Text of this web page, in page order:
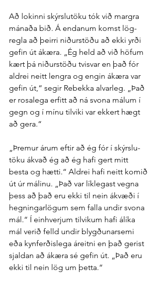
Að lokinni skýrslu­töku tók við margra
mánaða bið. Á endanum komst lög­
regla að þeirri niður­stöðu að ekki yrði
gefin út á­kæra. „Ég held að við höfum
kært þá niður­stöðu tvisvar en það fór
aldrei neitt lengra og engin á­kæra var
gefin út,“ segir Rebekka al­var­leg. „Það
er rosa­lega erfitt að ná svona málum í
gegn og í mínu til­viki var ekkert hægt
að gera.“
„Þremur árum eftir að ég fór í skýrslu­
töku á­kvað ég að ég hafi gert mitt
besta og hætti.“ Aldrei hafi neitt komið
út úr málinu. „Það var lík­legast vegna
þess að það eru ekki til nein á­kvæði í
hegningar­lögum sem falla undir svona
mál.“ Í ein­hverjum til­vikum hafi á­líka
mál verið felld undir blygðunar­semi
eða kyn­ferðis­lega á­reitni en það gerist
sjaldan að á­kæra sé gefin út. „Það eru
ekki til nein lög um þetta.“